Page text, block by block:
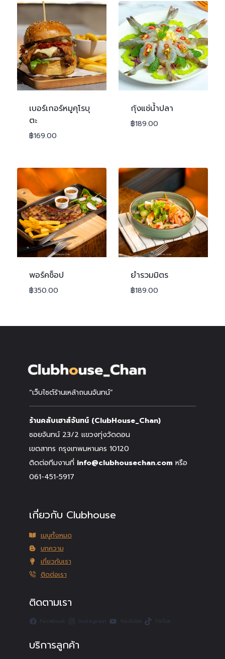
เบอร์เกอร์หมูคุโรบุ
ตะ
฿169.00
กุ้งแช่น้ำปลา
฿189.00
พอร์คช็อป
฿350.00
ยำรวมมิตร
฿189.00
“เว็บไซต์ร้านเหล้าถนนจันทน์”
ร้านคลับเฮาส์จันทน์ (ClubHouse_Chan)
ซอยจันทน์ 23/2 แขวงทุ่งวัดดอน
เขตสาทร กรุงเทพมหานคร 10120
ติดต่อทีมงานที่ info@clubhousechan.com หรือ
061-451-5917
เกี่ยวกับ Clubhouse
เมนูทั้งหมด
บทความ
เกี่ยวกับเรา
ติดต่อเรา
ติดตามเรา
Facebook Instagram YouTube TikTok
บริการลูกค้า